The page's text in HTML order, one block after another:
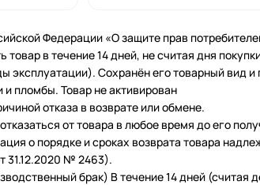
Федерации «О защите прав
в течение 14 дней, не считая дня
Сохранён его товарный вид
пломбы. Товар не активирован
отказа в возврате или обмене.
от товара в любое время до его
о порядке и сроках возврата товара
31.12.2020 № 2463).
брак) В течение 14 дней (считая